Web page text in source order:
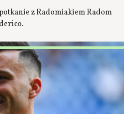
z Radomiakiem Radom